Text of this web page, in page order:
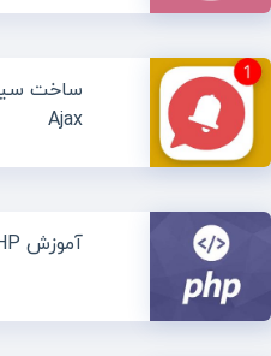
Ajax
آموزش PHP – توابع PHP – بخش دوم